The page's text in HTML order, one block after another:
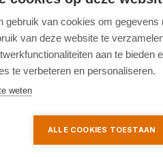
machines
gebruik van cookies om gegevens
van deze website te
aan te bieden
te verbeteren en personaliseren.
weten
ALLE COOKIES TOESTAAN